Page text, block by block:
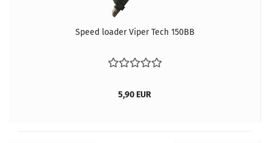
Speed loader Viper Tech 150BB
5,90 EUR